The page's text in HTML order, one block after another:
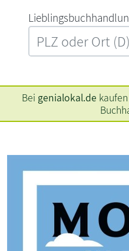
Bei genialokal.de